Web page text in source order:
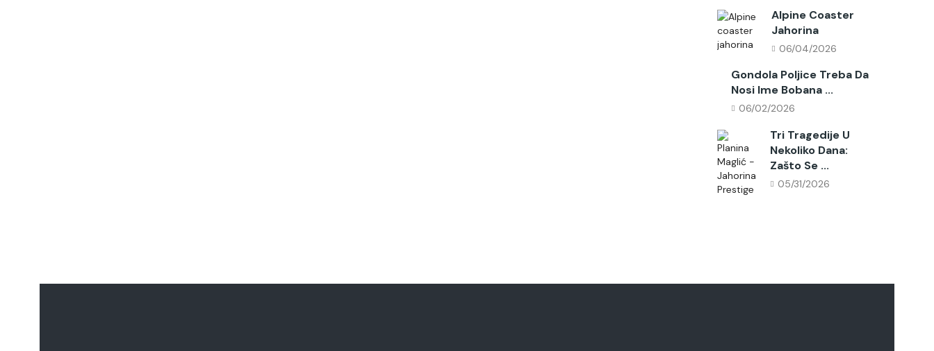
Alpine Coaster
Jahorina
06/04/2026
Gondola Poljice Treba Da
Nosi Ime Bobana ...
06/02/2026
Tri Tragedije U
Nekoliko Dana:
Zašto Se ...
05/31/2026